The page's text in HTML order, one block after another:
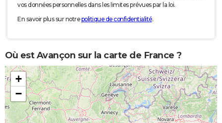
vos données personnelles dans les limites prévues par la loi.
En savoir plus sur notrepolitique de confidentialité.
Où est Avançon sur la carte de France ?
+
−